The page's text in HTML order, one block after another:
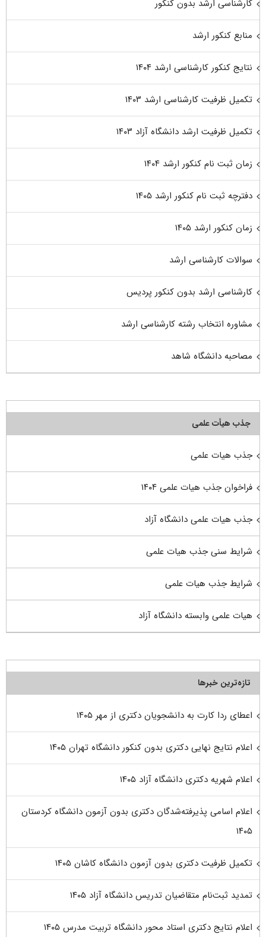
کارشناسی ارشد بدون کنکور
منابع کنکور ارشد
نتایج کنکور کارشناسی ارشد ۱۴۰۴
تکمیل ظرفیت کارشناسی ارشد ۱۴۰۳
تکمیل ظرفیت ارشد دانشگاه آزاد ۱۴۰۳
زمان ثبت نام کنکور ارشد ۱۴۰۴
دفترچه ثبت نام کنکور ارشد ۱۴۰۵
زمان کنکور ارشد ۱۴۰۵
سوالات کارشناسی ارشد
کارشناسی ارشد بدون کنکور پردیس
مشاوره انتخاب رشته کارشناسی ارشد
مصاحبه دانشگاه شاهد
جذب هیأت علمی
جذب هیات علمی
فراخوان جذب هیات علمی ۱۴۰۴
جذب هیات علمی دانشگاه آزاد
شرایط سنی جذب هیات علمی
شرایط جذب هیات علمی
هیات علمی وابسته دانشگاه آزاد
تازه‌ترین خبرها
اعطای ردا کارت به دانشجویان دکتری از مهر ۱۴۰۵
اعلام نتایج نهایی دکتری بدون کنکور دانشگاه تهران ۱۴۰۵
اعلام شهریه دکتری دانشگاه آزاد ۱۴۰۵
اعلام اسامی پذیرفته‌شدگان دکتری بدون آزمون دانشگاه کردستان
۱۴۰۵
تکمیل ظرفیت دکتری بدون آزمون دانشگاه کاشان ۱۴۰۵
تمدید ثبت‌نام متقاضیان تدریس دانشگاه آزاد ۱۴۰۵
اعلام نتایج دکتری استاد محور دانشگاه تربیت مدرس ۱۴۰۵